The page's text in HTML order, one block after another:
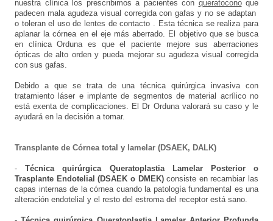
nuestra clínica los prescribimos a pacientes con queratoconoque
padecen mala agudeza visual corregida con gafas y no se adaptan
o toleran el uso de lentes de contacto . Esta técnica se realiza para
aplanar la córnea en el eje más aberrado. El objetivo que se busca
en clínica Orduna es que el paciente mejore sus aberraciones
ópticas de alto orden y pueda mejorar su agudeza visual corregida
con sus gafas.
Debido a que se trata de una técnica quirúrgica invasiva con
tratamiento láser e implante de segmentos de material acrílico no
está exenta de complicaciones. El Dr Orduna valorará su caso y le
ayudará en la decisión a tomar.
Transplante de Córnea total y lamelar (DSAEK, DALK)
-Técnica quirúrgica Queratoplastia Lamelar Posterior o
Trasplante Endotelial (DSAEK o DMEK)consiste en recambiar las
capas internas de la córnea cuando la patología fundamental es una
alteración endotelial y el resto del estroma del receptor está sano.